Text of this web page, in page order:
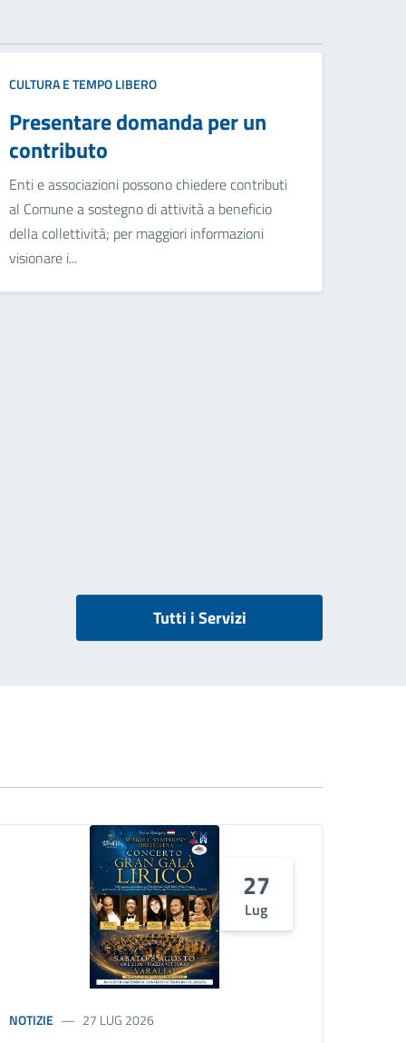
CULTURA E TEMPO LIBERO
Presentare domanda per un
contributo
Enti e associazioni possono chiedere contributi
al Comune a sostegno di attività a beneficio
della collettività; per maggiori informazioni
visionare i...
Tutti i Servizi
27
Lug
NOTIZIE 27 LUG 2026